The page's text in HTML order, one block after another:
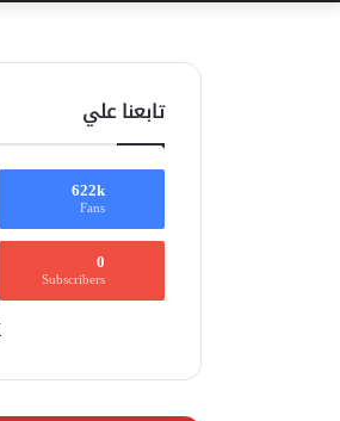
تابعنا علي
622k
Fans
0
Subscribers